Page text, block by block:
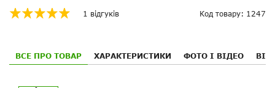
1 відгуків Код товару: 1247
ВСЕ ПРО ТОВАР ХАРАКТЕРИСТИКИ ФОТО І ВІДЕО